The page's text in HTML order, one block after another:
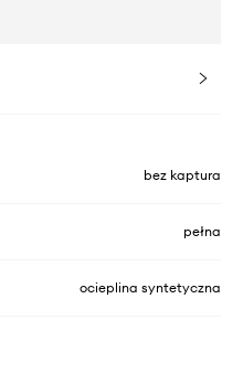
bez kaptura
pełna
ocieplina syntetyczna